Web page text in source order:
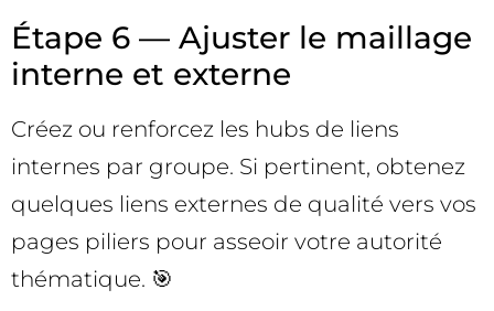
Étape 6 — Ajuster le maillage
interne et externe
Créez ou renforcez les hubs de liens
internes par groupe. Si pertinent, obtenez
quelques liens externes de qualité vers vos
pages piliers pour asseoir votre autorité
thématique. 🎯